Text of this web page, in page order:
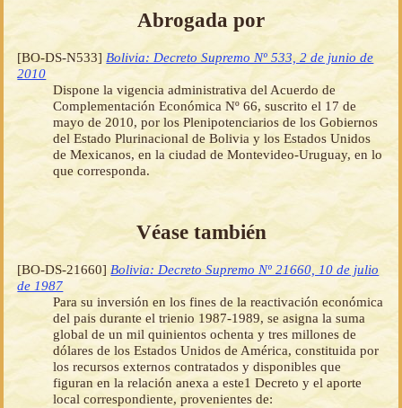
Abrogada por
[BO-DS-N533] Bolivia: Decreto Supremo Nº 533, 2 de junio de
2010
Dispone la vigencia administrativa del Acuerdo de
Complementación Económica Nº 66, suscrito el 17 de
mayo de 2010, por los Plenipotenciarios de los Gobiernos
del Estado Plurinacional de Bolivia y los Estados Unidos
de Mexicanos, en la ciudad de Montevideo-Uruguay, en lo
que corresponda.
Véase también
[BO-DS-21660] Bolivia: Decreto Supremo Nº 21660, 10 de julio
de 1987
Para su inversión en los fines de la reactivación económica
del pais durante el trienio 1987-1989, se asigna la suma
global de un mil quinientos ochenta y tres millones de
dólares de los Estados Unidos de América, constituida por
los recursos externos contratados y disponibles que
figuran en la relación anexa a este1 Decreto y el aporte
local correspondiente, provenientes de: